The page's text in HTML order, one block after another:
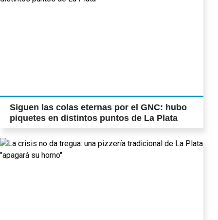
Siguen las colas eternas por el GNC: hubo
piquetes en distintos puntos de La Plata